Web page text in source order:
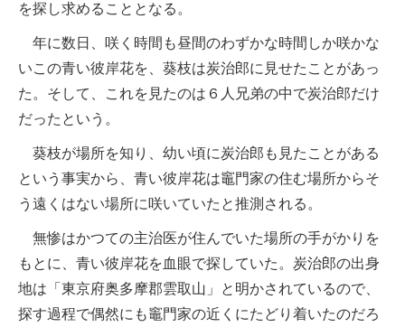
を探し求めることとなる。
年に数日、咲く時間も昼間のわずかな時間しか咲かな
いこの青い彼岸花を、葵枝は炭治郎に見せたことがあっ
た。そして、これを見たのは６人兄弟の中で炭治郎だけ
だったという。
葵枝が場所を知り、幼い頃に炭治郎も見たことがある
という事実から、青い彼岸花は竈門家の住む場所からそ
う遠くはない場所に咲いていたと推測される。
無惨はかつての主治医が住んでいた場所の手がかりを
もとに、青い彼岸花を血眼で探していた。炭治郎の出身
地は「東京府奥多摩郡雲取山」と明かされているので、
探す過程で偶然にも竈門家の近くにたどり着いたのだろ